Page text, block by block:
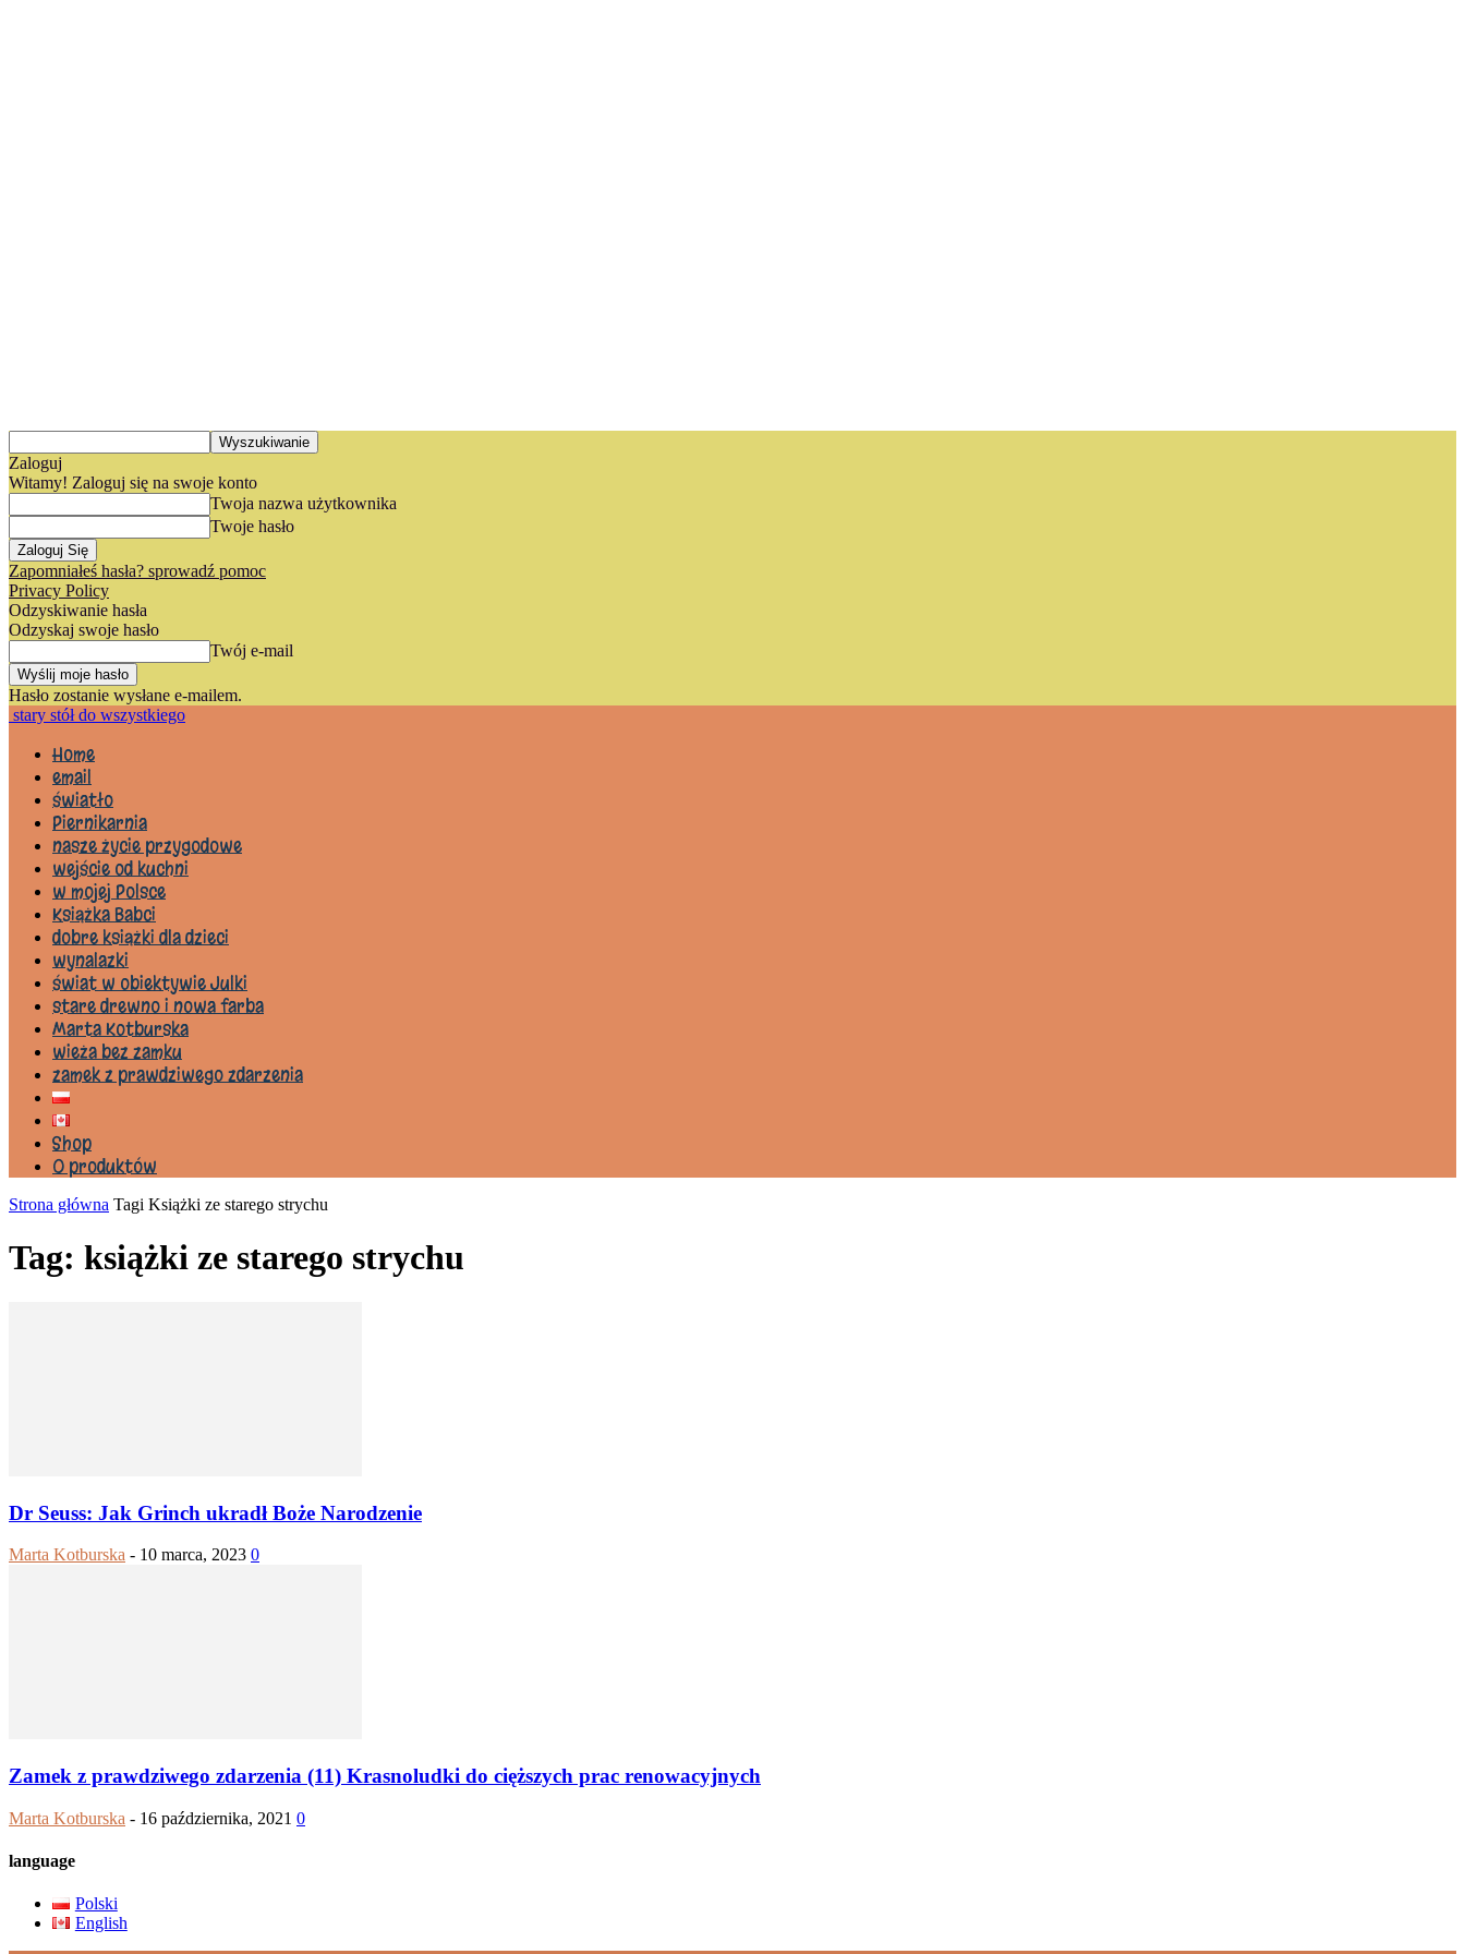
Zaloguj
Witamy! Zaloguj się na swoje konto
Twoja nazwa użytkownika
Twoje hasło
Zapomniałeś hasła? sprowadź pomoc
Privacy Policy
Odzyskiwanie hasła
Odzyskaj swoje hasło
Twój e-mail
Hasło zostanie wysłane e-mailem.
stary stół do wszystkiego
Home
email
światło
Piernikarnia
nasze życie przygodowe
wejście od kuchni
w mojej Polsce
Książka Babci
dobre książki dla dzieci
wynalazki
świat w obiektywie Julki
stare drewno i nowa farba
Marta Kotburska
wieża bez zamku
zamek z prawdziwego zdarzenia
Shop
0 produktów
Strona główna Tagi Książki ze starego strychu
Tag: książki ze starego strychu
Dr Seuss: Jak Grinch ukradł Boże Narodzenie
Marta Kotburska - 10 marca, 2023 0
Zamek z prawdziwego zdarzenia (11) Krasnoludki do cięższych prac renowacyjnych
Marta Kotburska - 16 października, 2021 0
language
Polski
English